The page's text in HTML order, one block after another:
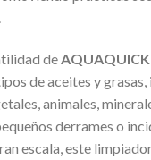
de
de aceites y grasas,
animales,
derrames o
escala, este